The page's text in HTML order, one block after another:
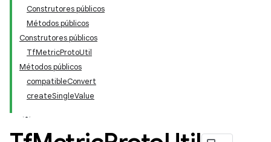
Construtores públicos
Métodos públicos
Construtores públicos
TfMetricProtoUtil
Métodos públicos
compatibleConvert
createSingleValue